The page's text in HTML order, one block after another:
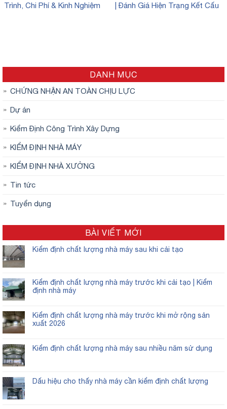
Trình, Chi Phí & Kinh Nghiệm
| Đánh Giá Hiện Trạng Kết Cấu
DANH MỤC
CHỨNG NHẬN AN TOÀN CHỊU LỰC
Dự án
Kiểm Định Công Trình Xây Dựng
KIỂM ĐỊNH NHÀ MÁY
KIỂM ĐỊNH NHÀ XƯỞNG
Tin tức
Tuyển dụng
BÀI VIẾT MỚI
Kiểm định chất lượng nhà máy sau khi cải tạo
Kiểm định chất lượng nhà máy trước khi cải tạo | Kiểm
định nhà máy
Kiểm định chất lượng nhà máy trước khi mở rộng sản
xuất 2026
Kiểm định chất lượng nhà máy sau nhiều năm sử dụng
Dấu hiệu cho thấy nhà máy cần kiểm định chất lượng